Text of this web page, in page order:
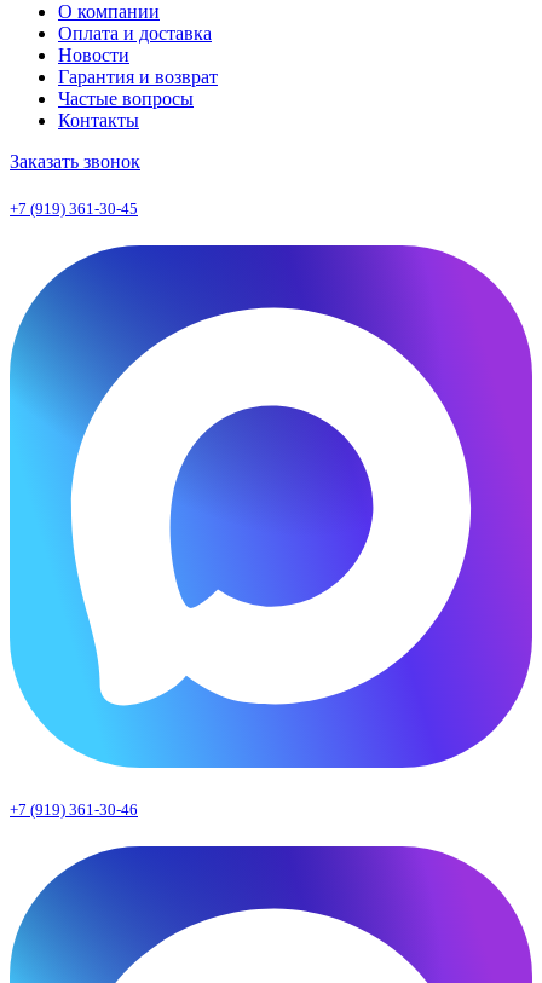
О компании
Оплата и доставка
Новости
Гарантия и возврат
Частые вопросы
Контакты
Заказать звонок
+7 (919) 361-30-45
+7 (919) 361-30-46